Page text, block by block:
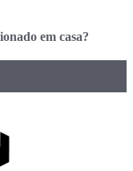
em casa?